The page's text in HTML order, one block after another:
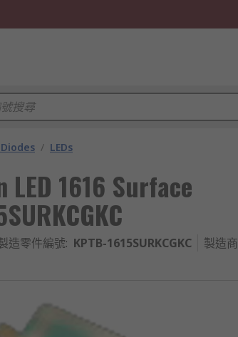
/ LEDs
1616 Surface
造零件編號: KPTB-1615SURKCGKC 製造商